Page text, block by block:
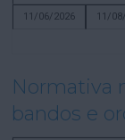
11/06/2026
11/
Normativa
bandos e